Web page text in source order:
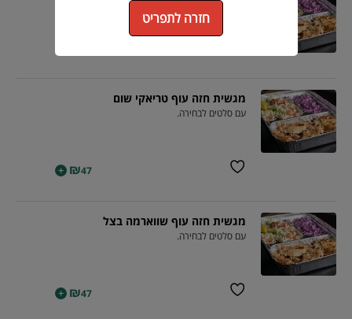
עם סלטים לבחירה.
מגשית חזה עוף טריאקי שום
עם סלטים לבחירה.
₪47
+
מגשית חזה עוף שווארמה בצל
עם סלטים לבחירה.
₪47
+
חזרה לתפריט